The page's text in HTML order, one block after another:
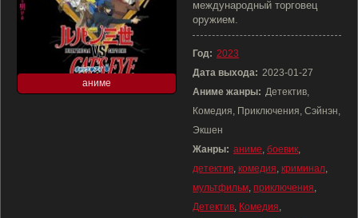
аниме
международный торговец
оружием.
Год: 2023
Дата выхода: 2023-01-27
Аниме жанры: Детектив,
Комедия, Приключения, Сэйнэн,
Экшен
Жанры: аниме, боевик,
детектив, комедия, криминал,
мультфильм, приключения,
Детектив, Комедия,